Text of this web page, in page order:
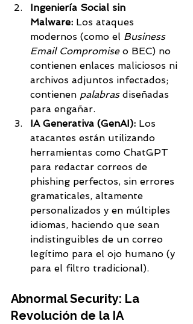
Ingeniería Social sin
Malware: Los ataques
modernos (como el Business
Email Compromise o BEC) no
contienen enlaces maliciosos ni
archivos adjuntos infectados;
contienen palabras diseñadas
para engañar.
IA Generativa (GenAI): Los
atacantes están utilizando
herramientas como ChatGPT
para redactar correos de
phishing perfectos, sin errores
gramaticales, altamente
personalizados y en múltiples
idiomas, haciendo que sean
indistinguibles de un correo
legítimo para el ojo humano (y
para el filtro tradicional).
Abnormal Security: La
Revolución de la IA